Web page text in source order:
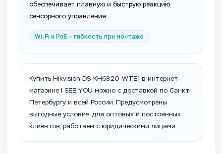
обеспечивает плавную и быструю реакцию
сенсорного управления.
Wi-Fi и PoE — гибкость при монтаже
Купить Hikvision DS-KH6320-WTE1 в интернет-
магазине I SEE YOU можно с доставкой по Санкт-
Петербургу и всей России. Предусмотрены
выгодные условия для оптовых и постоянных
клиентов, работаем с юридическими лицами.